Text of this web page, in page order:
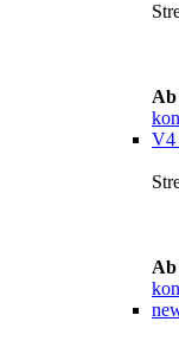
Ab
V4
Ab